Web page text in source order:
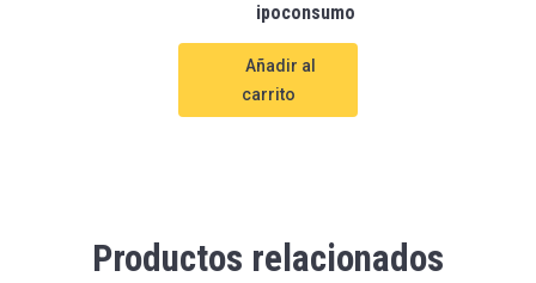
ipoconsumo
Añadir al
carrito
Productos relacionados